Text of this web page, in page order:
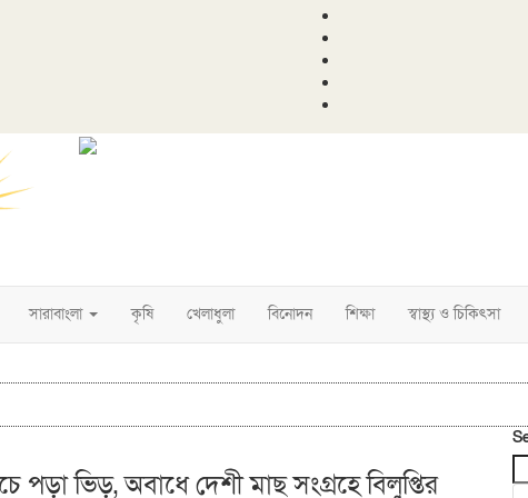
সারাবাংলা কৃষি খেলাধুলা বিনোদন শিক্ষা স্বাস্থ্য ও চিকিৎসা
পড়া ভিড়, অবাধে দেশী মাছ সংগ্রহে বিলুপ্তির